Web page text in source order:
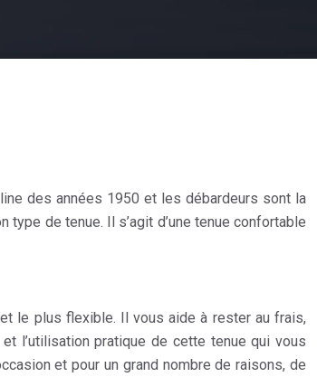
des années 1950 et les débardeurs sont la
de tenue. Il s’agit d’une tenue confortable
le plus flexible. Il vous aide à rester au frais,
l’utilisation pratique de cette tenue qui vous
et pour un grand nombre de raisons, de